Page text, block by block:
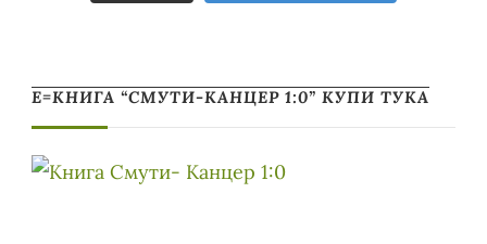
Е=КНИГА “СМУТИ-КАНЦЕР 1:0” КУПИ ТУКА